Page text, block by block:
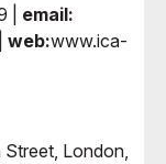
| email:
web:www.ica-
London,